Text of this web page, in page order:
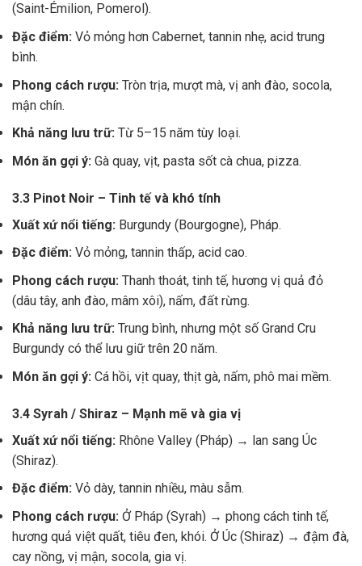
(Saint-Émilion, Pomerol).
Đặc điểm: Vỏ mỏng hơn Cabernet, tannin nhẹ, acid trung
bình.
Phong cách rượu: Tròn trịa, mượt mà, vị anh đào, socola,
mận chín.
Khả năng lưu trữ: Từ 5–15 năm tùy loại.
Món ăn gợi ý: Gà quay, vịt, pasta sốt cà chua, pizza.
3.3 Pinot Noir – Tinh tế và khó tính
Xuất xứ nổi tiếng: Burgundy (Bourgogne), Pháp.
Đặc điểm: Vỏ mỏng, tannin thấp, acid cao.
Phong cách rượu: Thanh thoát, tinh tế, hương vị quả đỏ
(dâu tây, anh đào, mâm xôi), nấm, đất rừng.
Khả năng lưu trữ: Trung bình, nhưng một số Grand Cru
Burgundy có thể lưu giữ trên 20 năm.
Món ăn gợi ý: Cá hồi, vịt quay, thịt gà, nấm, phô mai mềm.
3.4 Syrah / Shiraz – Mạnh mẽ và gia vị
Xuất xứ nổi tiếng: Rhône Valley (Pháp) → lan sang Úc
(Shiraz).
Đặc điểm: Vỏ dày, tannin nhiều, màu sẫm.
Phong cách rượu: Ở Pháp (Syrah) → phong cách tinh tế,
hương quả việt quất, tiêu đen, khói. Ở Úc (Shiraz) → đậm đà,
cay nồng, vị mận, socola, gia vị.